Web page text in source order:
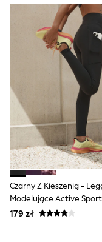
Fleeces
Teddy Borg
Puffers
Snowsuits
Shop all
Shop All
Disney
Marvel
Paw Patrol
Peppa Pig
Gaming
Spider man
All Girls
New In
Trainers
Hoodies &
Leggings
Swim
adidas
Czarny Z Kieszenią -
Modelujące Active
Tech
179 zł